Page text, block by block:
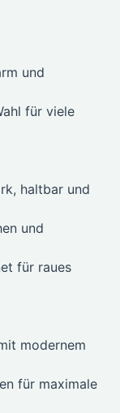
und
für viele
haltbar und
und
für raues
modernem
für maximale